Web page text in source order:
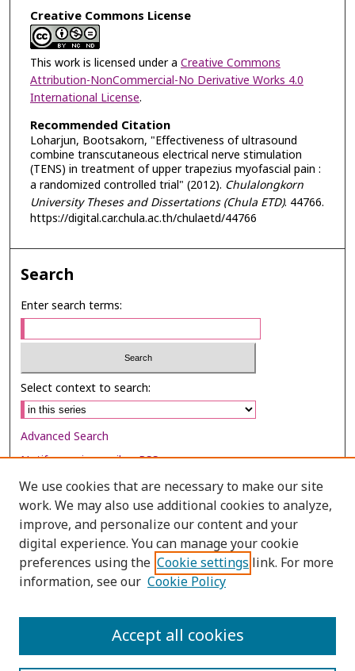
Creative Commons License
This work is licensed under a Creative Commons
Attribution-NonCommercial-No Derivative Works 4.0
International License.
Recommended Citation
Loharjun, Bootsakorn, "Effectiveness of ultrasound
combine transcutaneous electrical nerve stimulation
(TENS) in treatment of upper trapezius myofascial pain :
a randomized controlled trial" (2012). Chulalongkorn
University Theses and Dissertations (Chula ETD). 44766.
https://digital.car.chula.ac.th/chulaetd/44766
Search
Enter search terms:
Select context to search:
Advanced Search
Notify me via email orRSS
Browse
Collections
Disciplines
Authors
We use cookies that are necessary to make our site
work. We may also use additional cookies to analyze,
improve, and personalize our content and your
digital experience. You can manage your cookie
preferences using the Cookie settings link. For more
information, see our Cookie Policy
Accept all cookies